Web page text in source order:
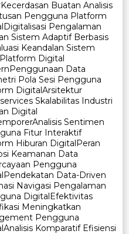
Kecerdasan Buatan Analisis
Pengguna Platform
Digitalisasi Pengalaman
Sistem Adaptif Berbasis
Keandalan Sistem
Digital
Penggunaan Data
Pola Sesi Pengguna
DigitalArsitektur
Skalabilitas Industri
Digital
Analisis Sentimen
Fitur Interaktif
Hiburan DigitalPeran
Keamanan Data
Pengguna
Pendekatan Data-Driven
Navigasi Pengalaman
DigitalEfektivitas
Meningkatkan
Pengguna
Analisis Komparatif Efisiensi
Kecerdasan Buatan Analisis
Pengguna Platform
Digitalisasi Pengalaman
Sistem Adaptif Berbasis
Keandalan Sistem
Digital
Penggunaan Data
Pola Sesi Pengguna
DigitalArsitektur
Skalabilitas Industri
Digital
Analisis Sentimen
Fitur Interaktif
Hiburan DigitalPeran
Keamanan Data
Pengguna
Pendekatan Data-Driven
Navigasi Pengalaman
DigitalEfektivitas
Meningkatkan
Pengguna
Analisis Komparatif Efisiensi
Yudhoyono, yang
karena
kini dapat tinggal
mereka.
ada, dan yang
masyarakat, yaitu
terealisasi,” ujar
oleh Menteri
Gubernur
serta Wali Kota
sebagai Ketua BP
itu, Kepala
Kepulauan Riau,
Kantor Pertanahan
turut mendampingi
penyerahan